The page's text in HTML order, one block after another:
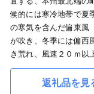
候的には寒冷地帯で夏
の寒気を含んだ偏東風
が吹き、冬季には偏西
き荒れ、風速２０ｍ以
い。
日本海・太平洋・津
返礼品を見